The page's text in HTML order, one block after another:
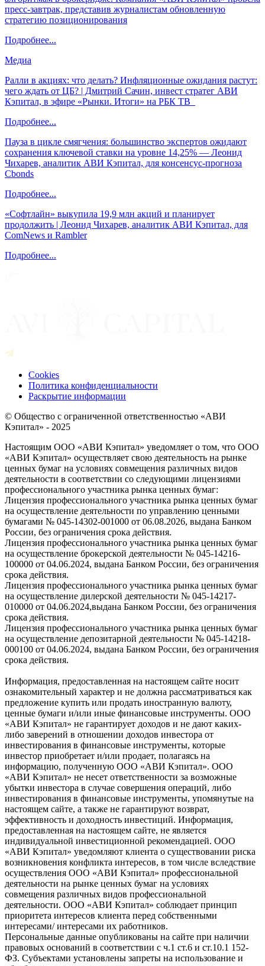
пресс-завтрак, представив журналистам обновленную
стратегию позиционирования
Подробнее...
Медиа
Ралли в акциях: что делать? Инфляционные ожидания растут:
чего ждать от ЦБ? | Дмитрий Сачин, инвест стратег АВИ
Кэпитал, в эфире «Рынки. Итоги» на РБК ТВ
Подробнее...
Пауза в цикле смягчения: большинство экспертов ожидают
сохранения ключевой ставки на уровне 14,25% — Леонид
Чихарев, аналитик АВИ Кэпитал, для консенсус-прогноза
Cbonds
Подробнее...
«Софтлайн» выкупила 19,9 млн акций и планирует
продолжить | Леонид Чихарев, аналитик АВИ Кэпитал, для
ComNews и Rambler
Подробнее...
Cookies
Политика конфиденциальности
Раскрытие информации
© Общество с ограниченной ответственностью «АВИ
Кэпитал» - 2025
Настоящим ООО «АВИ Кэпитал» уведомляет о том, что ООО
«АВИ Кэпитал» осуществляет свою деятельность на рынке
ценных бумаг на условиях совмещения различных видов
деятельности в соответствии со следующими лицензиями
профессионального участника рынка ценных бумаг:
Лицензия профессионального участника рынка ценных бумаг
на осуществление деятельности по управлению ценными
бумагами № 045-14302-001000 от 06.08.2026, выдана Банком
России, без ограничения срока действия.
Лицензия профессионального участника рынка ценных бумаг
на осуществление брокерской деятельности № 045-14216-
100000 от 04.06.2024, выдана Банком России, без ограничения
срока действия.
Лицензия профессионального участника рынка ценных бумаг
на осуществление дилерской деятельности № 045-14217-
010000 от 04.06.2024,выдана Банком России, без ограничения
срока действия.
Лицензия профессионального участника рынка ценных бумаг
на осуществление депозитарной деятельности № 045-14218-
000100 от 04.06.2024, выдана Банком России, без ограничения
срока действия.
Информация, предоставленная на настоящем сайте носит
ознакомительный характер и не должна рассматриваться как
предложение купить или продать иностранную валюту,
ценные бумаги и/или иные финансовые инструменты. ООО
«АВИ Кэпитал» не гарантирует доходов и не дают каких-
либо заверений в отношении доходов инвестора от
инвестирования в финансовые инструменты, которые
инвестор приобретает и/или продает, полагаясь на
информацию, полученную ООО «АВИ Кэпитал». ООО
«АВИ Кэпитал» не несет ответственности за возможные
убытки инвестора в случае совершения операций, либо
инвестирования в финансовые инструменты, упомянутые на
настоящем сайте, а также не гарантируют возврат,
эффективность и доходность инвестиций. Информация,
предоставленная на настоящем сайте, не является
индивидуальной инвестиционной рекомендацией. ООО
«АВИ Кэпитал» уведомляют клиента о существовании риска
возникновения конфликта интересов, в том числе вследствие
осуществления ООО «АВИ Кэпитал» профессиональной
деятельности на рынке ценных бумаг на условиях
совмещения различных видов профессиональной
деятельности. ООО «АВИ Кэпитал» соблюдает принцип
приоритета интересов клиента перед собственными
интересами/ интересами их работников.
Персональные данные опубликованы на сайте при наличии
правовых оснований в соответствии с ч.1 ст.6 и ст.10.1 152-
ФЗ. Субъектами установлены запреты на использование и